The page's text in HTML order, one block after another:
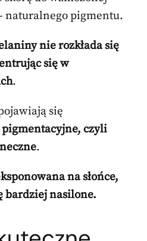
naturalnego pigmentu.
nie rozkłada się
się w
.
się
czyli
.
na słońce,
bardziej nasilone.